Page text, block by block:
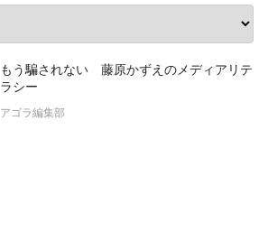
もう騙されない 藤原かずえのメディアリテ
ラシー
アゴラ編集部